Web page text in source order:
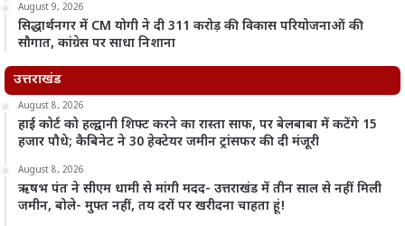
August 9, 2026
सिद्धार्थनगर में CM योगी ने दी 311 करोड़ की विकास परियोजनाओं की
सौगात, कांग्रेस पर साधा निशाना
उत्तराखंड
August 8, 2026
हाई कोर्ट को हल्द्वानी शिफ्ट करने का रास्ता साफ, पर बेलबाबा में कटेंगे 15
हजार पौधे; कैबिनेट ने 30 हेक्टेयर जमीन ट्रांसफर की दी मंजूरी
August 8, 2026
ऋषभ पंत ने सीएम धामी से मांगी मदद- उत्तराखंड में तीन साल से नहीं मिली
जमीन, बोले- मुफ्त नहीं, तय दरों पर खरीदना चाहता हूं!